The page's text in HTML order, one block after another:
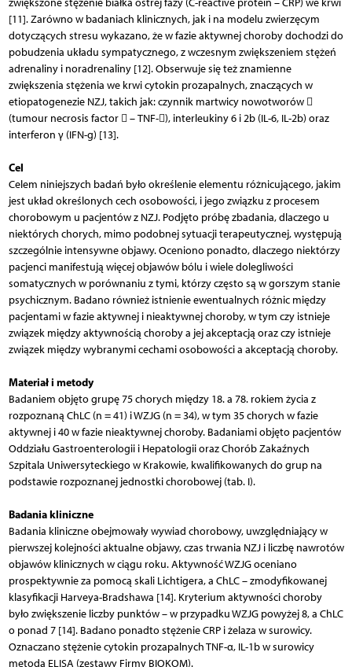
[11]. Zarówno w badaniach klinicznych, jak i na modelu zwierzęcym
dotyczących stresu wykazano, że w fazie aktywnej choroby dochodzi do
pobudzenia układu sympatycznego, z wczes­nym zwiększeniem stężeń
adrenaliny i noradrenaliny [12]. Obserwuje się też znamienne
zwiększenia stężenia we krwi cytokin prozapalnych, znaczących w
etiopatogenezie NZJ, takich jak: czynnik martwicy nowotworów 
(tumour necrosis factor  – TNF-), interleukiny 6 i 2b (IL-6, IL-2b) oraz
interferon γ (IFN-g) [13].
Cel
Celem niniejszych badań było określenie elementu różnicującego, jakim
jest układ określonych cech osobowości, i jego związku z procesem
chorobowym u pacjentów z NZJ. Podjęto próbę zbadania, dlaczego u
niektórych chorych, mimo podobnej sytuacji terapeutycznej, występują
szczególnie intensywne objawy. Oceniono ponadto, dlaczego niektórzy
pacjenci manifestują więcej objawów bólu i wiele dolegliwości
somatycznych w porównaniu z tymi, którzy często są w gorszym stanie
psychicznym. Badano również istnienie ewentualnych różnic między
pacjentami w fazie aktywnej i nieaktywnej choroby, w tym czy istnieje
związek między aktywnością choroby a jej akceptacją oraz czy istnieje
związek między wybranymi cechami osobowości a akceptacją choroby.
Materiał i metody
Badaniem objęto grupę 75 chorych między 18. a 78. rokiem życia z
rozpoznaną ChLC (n = 41) i WZJG (n = 34), w tym 35 chorych w fazie
aktywnej i 40 w fazie nieaktywnej choroby. Badaniami objęto pacjentów
Oddziału Gastroenterologii i Hepatologii oraz Chorób Zakaźnych
Szpitala Uniwersyteckiego w Krakowie, kwalifikowanych do grup na
podstawie rozpoznanej jednostki chorobowej (tab. I).
Badania kliniczne
Badania kliniczne obejmowały wywiad chorobowy, uwzględniający w
pierwszej kolejności aktualne objawy, czas trwania NZJ i liczbę nawrotów
objawów klinicznych w ciągu roku. Aktywność WZJG oceniano
prospektywnie za pomocą skali Lichtigera, a ChLC – zmodyfikowanej
klasyfikacji Harveya-Bradshawa [14]. Kryterium aktywności choroby
było zwiększenie liczby punktów – w przypadku WZJG powyżej 8, a ChLC
o ponad 7 [14]. Badano ponadto stężenie CRP i żelaza w surowicy.
Oznaczano stężenie cytokin prozapalnych TNF-α, IL-1b w surowicy
metodą ELISA (zestawy Firmy BIOKOM).